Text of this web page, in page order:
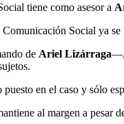
tiene como asesor a
Social ya
de Ariel Lizárraga—,
en el caso y sólo
al margen a pesar